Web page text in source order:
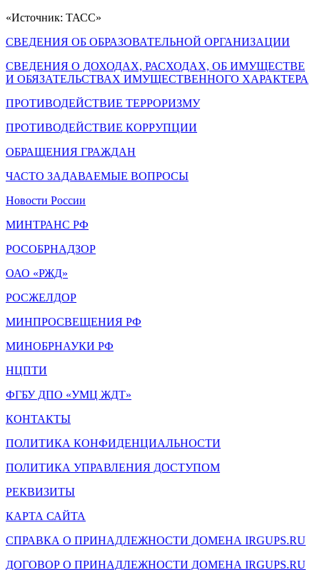
«Источник: ТАСС»
СВЕДЕНИЯ ОБ ОБРАЗОВАТЕЛЬНОЙ ОРГАНИЗАЦИИ
СВЕДЕНИЯ О ДОХОДАХ, РАСХОДАХ, ОБ ИМУЩЕСТВЕ
И ОБЯЗАТЕЛЬСТВАХ ИМУЩЕСТВЕННОГО ХАРАКТЕРА
ПРОТИВОДЕЙСТВИЕ ТЕРРОРИЗМУ
ПРОТИВОДЕЙСТВИЕ КОРРУПЦИИ
ОБРАЩЕНИЯ ГРАЖДАН
ЧАСТО ЗАДАВАЕМЫЕ ВОПРОСЫ
Новости России
МИНТРАНС РФ
РОСОБРНАДЗОР
ОАО «РЖД»
РОСЖЕЛДОР
МИНПРОСВЕЩЕНИЯ РФ
МИНОБРНАУКИ РФ
НЦПТИ
ФГБУ ДПО «УМЦ ЖДТ»
КОНТАКТЫ
ПОЛИТИКА КОНФИДЕНЦИАЛЬНОСТИ
ПОЛИТИКА УПРАВЛЕНИЯ ДОСТУПОМ
РЕКВИЗИТЫ
КАРТА САЙТА
СПРАВКА О ПРИНАДЛЕЖНОСТИ ДОМЕНА IRGUPS.RU
ДОГОВОР О ПРИНАДЛЕЖНОСТИ ДОМЕНА IRGUPS.RU